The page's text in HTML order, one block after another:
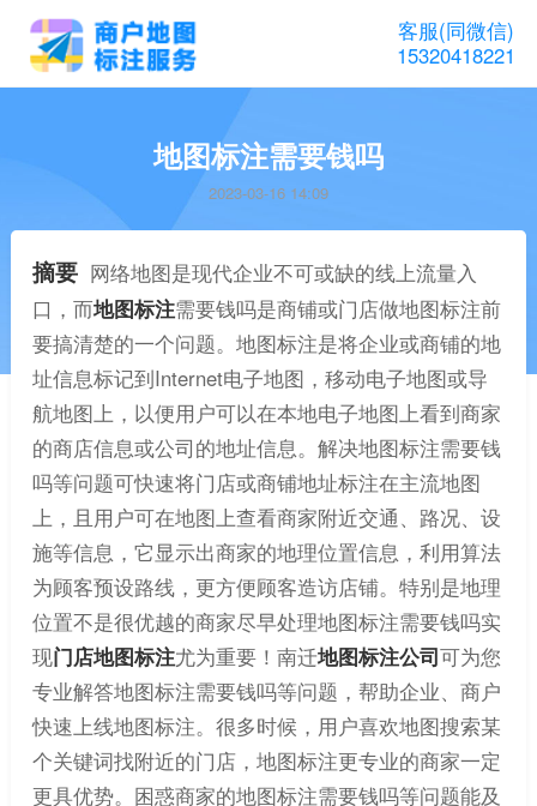
客服(同微信)
15320418221
地图标注需要钱吗
2023-03-16 14:09
摘要 网络地图是现代企业不可或缺的线上流量入
口，而地图标注需要钱吗是商铺或门店做地图标注前
要搞清楚的一个问题。地图标注是将企业或商铺的地
址信息标记到Internet电子地图，移动电子地图或导
航地图上，以便用户可以在本地电子地图上看到商家
的商店信息或公司的地址信息。解决地图标注需要钱
吗等问题可快速将门店或商铺地址标注在主流地图
上，且用户可在地图上查看商家附近交通、路况、设
施等信息，它显示出商家的地理位置信息，利用算法
为顾客预设路线，更方便顾客造访店铺。特别是地理
位置不是很优越的商家尽早处理地图标注需要钱吗实
现门店地图标注尤为重要！南迁地图标注公司可为您
专业解答地图标注需要钱吗等问题，帮助企业、商户
快速上线地图标注。很多时候，用户喜欢地图搜索某
个关键词找附近的门店，地图标注更专业的商家一定
更具优势。困惑商家的地图标注需要钱吗等问题能及